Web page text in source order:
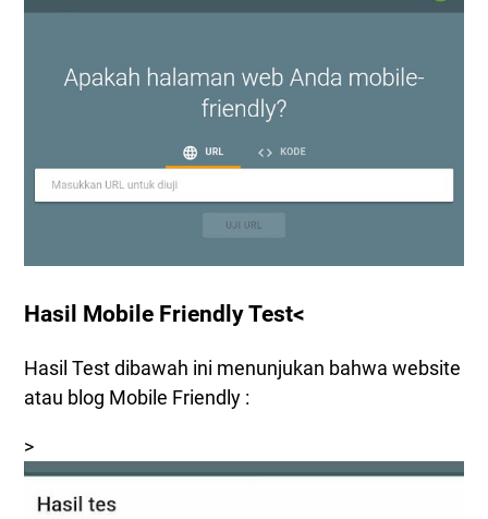
Hasil Mobile Friendly Test<
Hasil Test dibawah ini menunjukan bahwa website
atau blog Mobile Friendly :
>